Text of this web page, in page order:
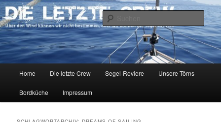
Zum
primären
Inhalt
springen
Zum
sekundären
Inhalt
springenDIE LETZTE CREW
Über den Wind können wir nicht bestimmen, aber wir können die Segel
richten.
Home Die letzte Crew Segel-Reviere Unsere Törns
Bordküche Impressum